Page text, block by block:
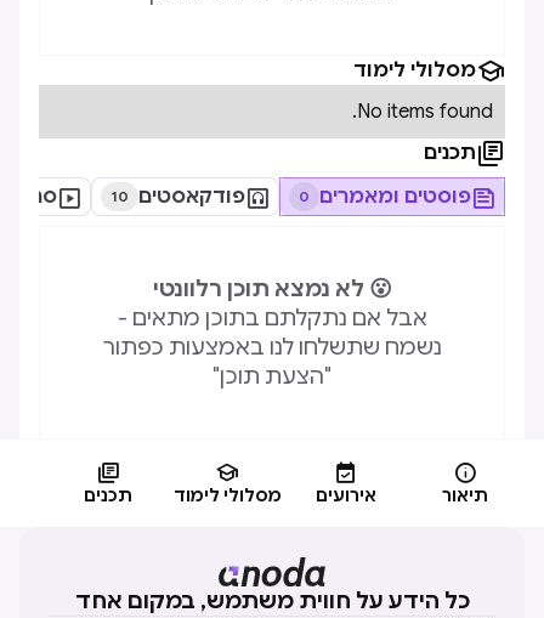
מסלולי לימוד
No items found.
תכנים
פוסטים ומאמרים 0
פודקאסטים 10

😮 לא נמצא תוכן רלוונטי
אבל אם נתקלתם בתוכן מתאים -
נשמח שתשלחו לנו באמצעות כפתור
"הצעת תוכן"

תיאור

אירועים

מסלולי לימוד

תכנים
כל הידע על חווית משתמש, במקום אחד